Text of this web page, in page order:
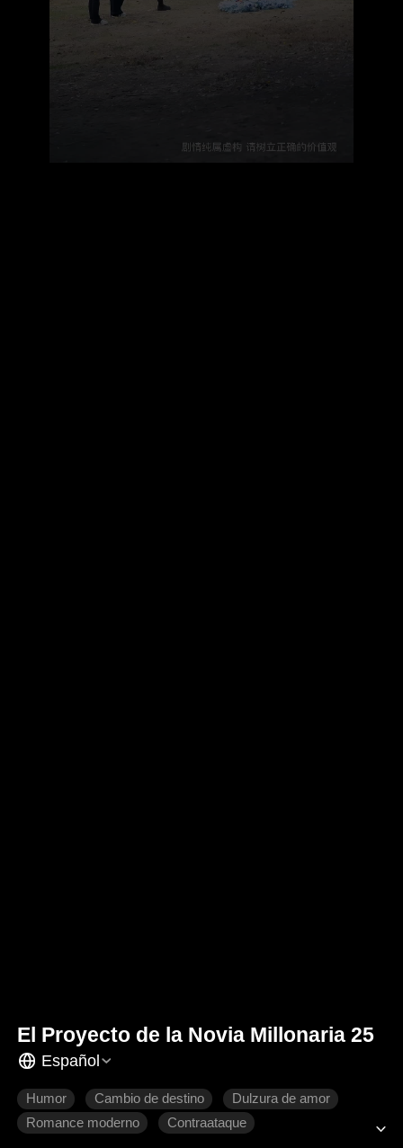
El Proyecto de la Novia Millonaria 25
Español
Humor Cambio de destino
Dulzura de amor
Romance moderno
Contraataque